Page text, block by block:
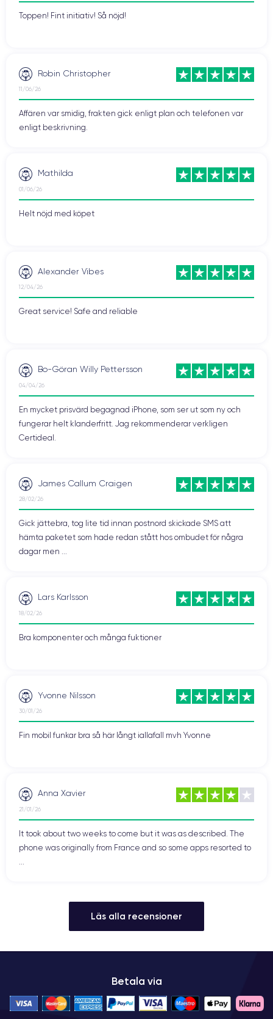
Toppen! Fint initiativ! Så nöjd!
Robin Christopher
11/06/26
Affären var smidig, frakten gick enligt plan och telefonen var
enligt beskrivning.
Mathilda
01/06/26
Helt nöjd med köpet
Alexander Vibes
12/04/26
Great service! Safe and reliable
Bo-Göran Willy Pettersson
04/04/26
En mycket prisvärd begagnad iPhone, som ser ut som ny och
fungerar helt klanderfritt. Jag rekommenderar verkligen
Certideal.
James Callum Craigen
28/02/26
Gick jättebra, tog lite tid innan postnord skickade SMS att
hämta paketet som hade redan stått hos ombudet för några
dagar men ...
Lars Karlsson
18/02/26
Bra komponenter och många fuktioner
Yvonne Nilsson
30/01/26
Fin mobil funkar bra så här långt iallafall mvh Yvonne
Anna Xavier
21/01/26
It took about two weeks to come but it was as described. The
phone was originally from France and so some apps resorted to
Läs alla recensioner
Betala via